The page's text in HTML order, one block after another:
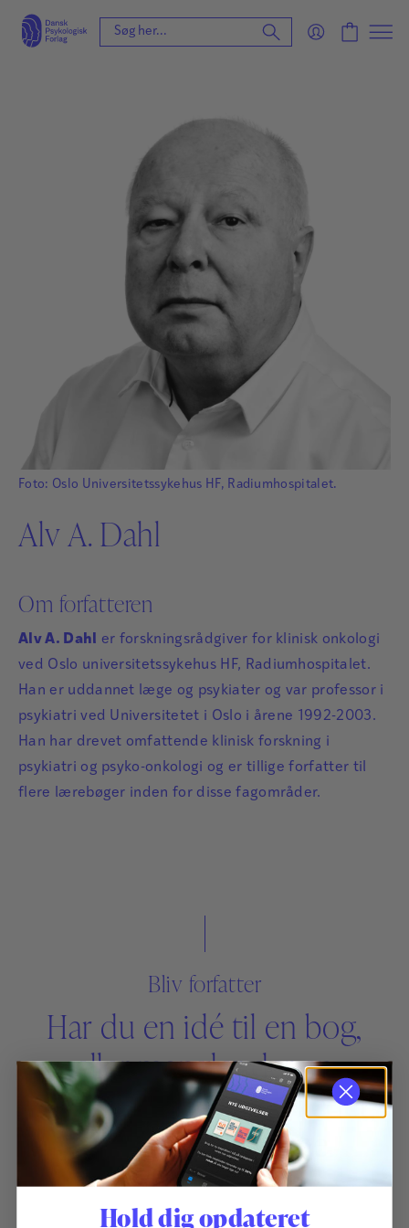
Foto: Oslo Universitetssykehus HF, Radiumhospitalet.
Alv A. Dahl
Om forfatteren
Alv A. Dahl
er forskningsrådgiver for klinisk onkologi
ved Oslo universitetssykehus HF, Radiumhospitalet.
Han er uddannet læge og psykiater og var professor i
psykiatri ved Universitetet i Oslo i årene 1992-2003.
Han har drevet omfattende klinisk forskning i
psykiatri og psyko-onkologi og er tillige forfatter til
flere lærebøger inden for disse fagområder.
Bliv forfatter
Har du en idé til en bog,
eller mangler der en
bestemt bog på markedet,
så kontakt os gerne.
Hold dig opdateret